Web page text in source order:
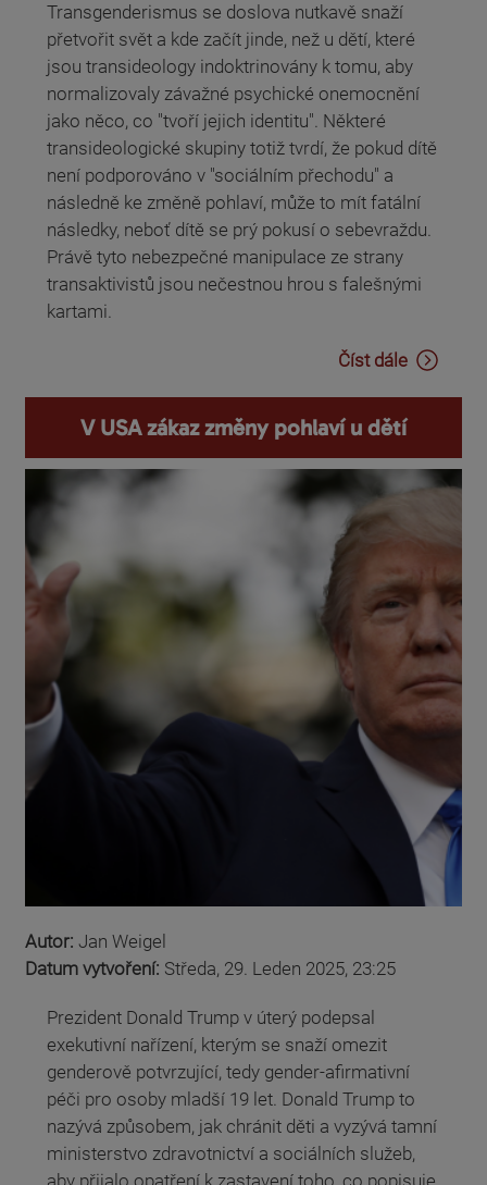
Transgenderismus se doslova nutkavě snaží
přetvořit svět a kde začít jinde, než u dětí, které
jsou transideology indoktrinovány k tomu, aby
normalizovaly závažné psychické onemocnění
jako něco, co "tvoří jejich identitu". Některé
transideologické skupiny totiž tvrdí, že pokud dítě
není podporováno v "sociálním přechodu" a
následně ke změně pohlaví, může to mít fatální
následky, neboť dítě se prý pokusí o sebevraždu.
Právě tyto nebezpečné manipulace ze strany
transaktivistů jsou nečestnou hrou s falešnými
kartami.
Číst dále
V USA zákaz změny pohlaví u dětí
Autor: Jan Weigel
Datum vytvoření: Středa, 29. Leden 2025, 23:25
Prezident Donald Trump v úterý podepsal
exekutivní nařízení, kterým se snaží omezit
genderově potvrzující, tedy gender-afirmativní
péči pro osoby mladší 19 let. Donald Trump to
nazývá způsobem, jak chránit děti a vyzývá tamní
ministerstvo zdravotnictví a sociálních služeb,
aby přijalo opatření k zastavení toho, co popisuje